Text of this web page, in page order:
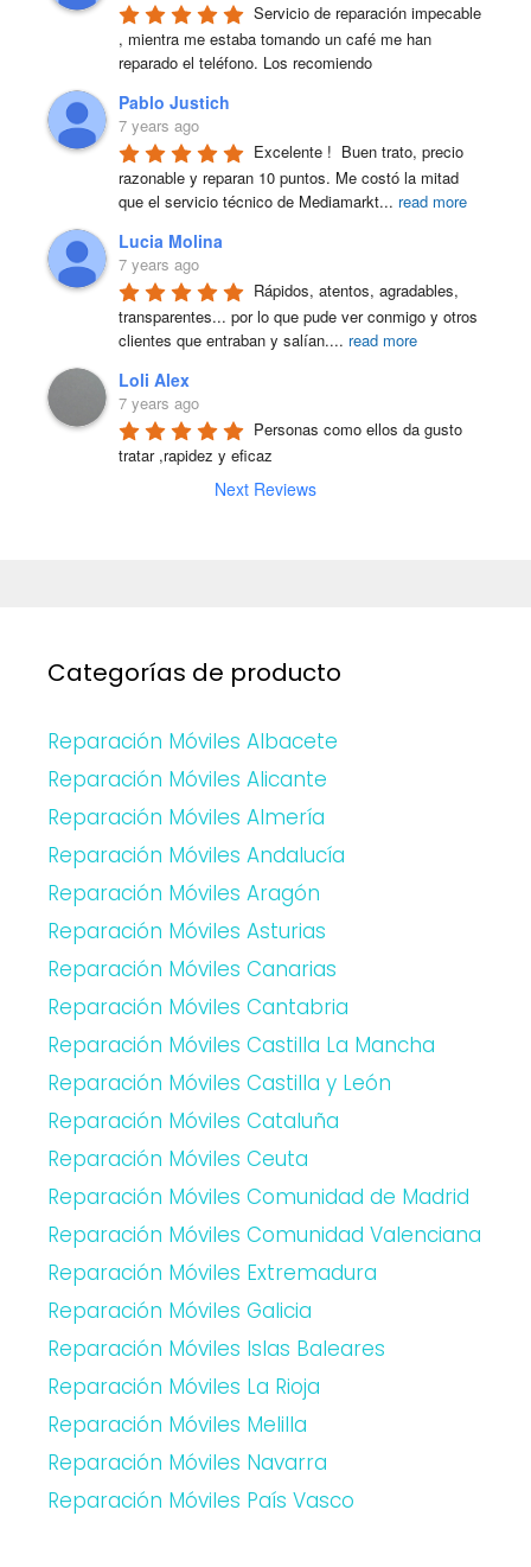
Servicio de reparación impecable
, mientra me estaba tomando un café me han
reparado el teléfono. Los recomiendo
Pablo Justich
7 years ago
Excelente !  Buen trato, precio
razonable y reparan 10 puntos. Me costó la mitad
que el servicio técnico de Mediamarkt... read more
Lucia Molina
7 years ago
Rápidos, atentos, agradables,
transparentes... por lo que pude ver conmigo y otros
clientes que entraban y salían.... read more
Loli Alex
7 years ago
Personas como ellos da gusto
tratar ,rapidez y eficaz
Next Reviews
Categorías de producto
Reparación Móviles Albacete
Reparación Móviles Alicante
Reparación Móviles Almería
Reparación Móviles Andalucía
Reparación Móviles Aragón
Reparación Móviles Asturias
Reparación Móviles Canarias
Reparación Móviles Cantabria
Reparación Móviles Castilla La Mancha
Reparación Móviles Castilla y León
Reparación Móviles Cataluña
Reparación Móviles Ceuta
Reparación Móviles Comunidad de Madrid
Reparación Móviles Comunidad Valenciana
Reparación Móviles Extremadura
Reparación Móviles Galicia
Reparación Móviles Islas Baleares
Reparación Móviles La Rioja
Reparación Móviles Melilla
Reparación Móviles Navarra
Reparación Móviles País Vasco